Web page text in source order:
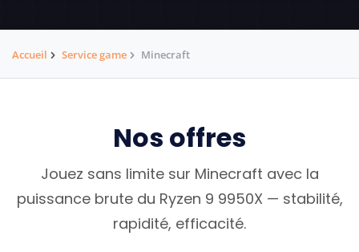
Accueil Service game Minecraft
Nos offres
Jouez sans limite sur Minecraft avec la
puissance brute du Ryzen 9 9950X — stabilité,
rapidité, efficacité.